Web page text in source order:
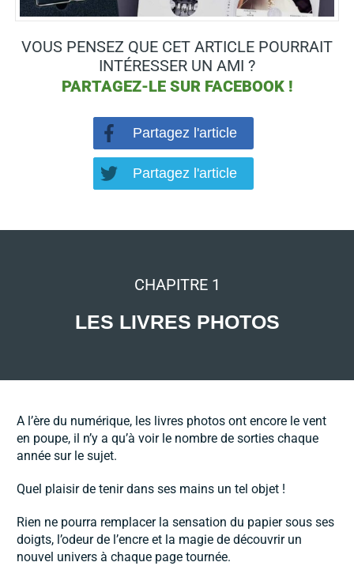
VOUS PENSEZ QUE CET ARTICLE POURRAIT
INTÉRESSER UN AMI ?
PARTAGEZ-LE SUR FACEBOOK !
Partagez l'article
Partagez l'article
CHAPITRE 1
LES LIVRES PHOTOS
A l’ère du numérique, les livres photos ont encore le vent
en poupe, il n’y a qu’à voir le nombre de sorties chaque
année sur le sujet.
Quel plaisir de tenir dans ses mains un tel objet !
Rien ne pourra remplacer la sensation du papier sous ses
doigts, l’odeur de l’encre et la magie de découvrir un
nouvel univers à chaque page tournée.